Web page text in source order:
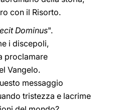
con il Risorto.
Dominus".
i discepoli,
proclamare
Vangelo.
messaggio
tristezza e lacrime